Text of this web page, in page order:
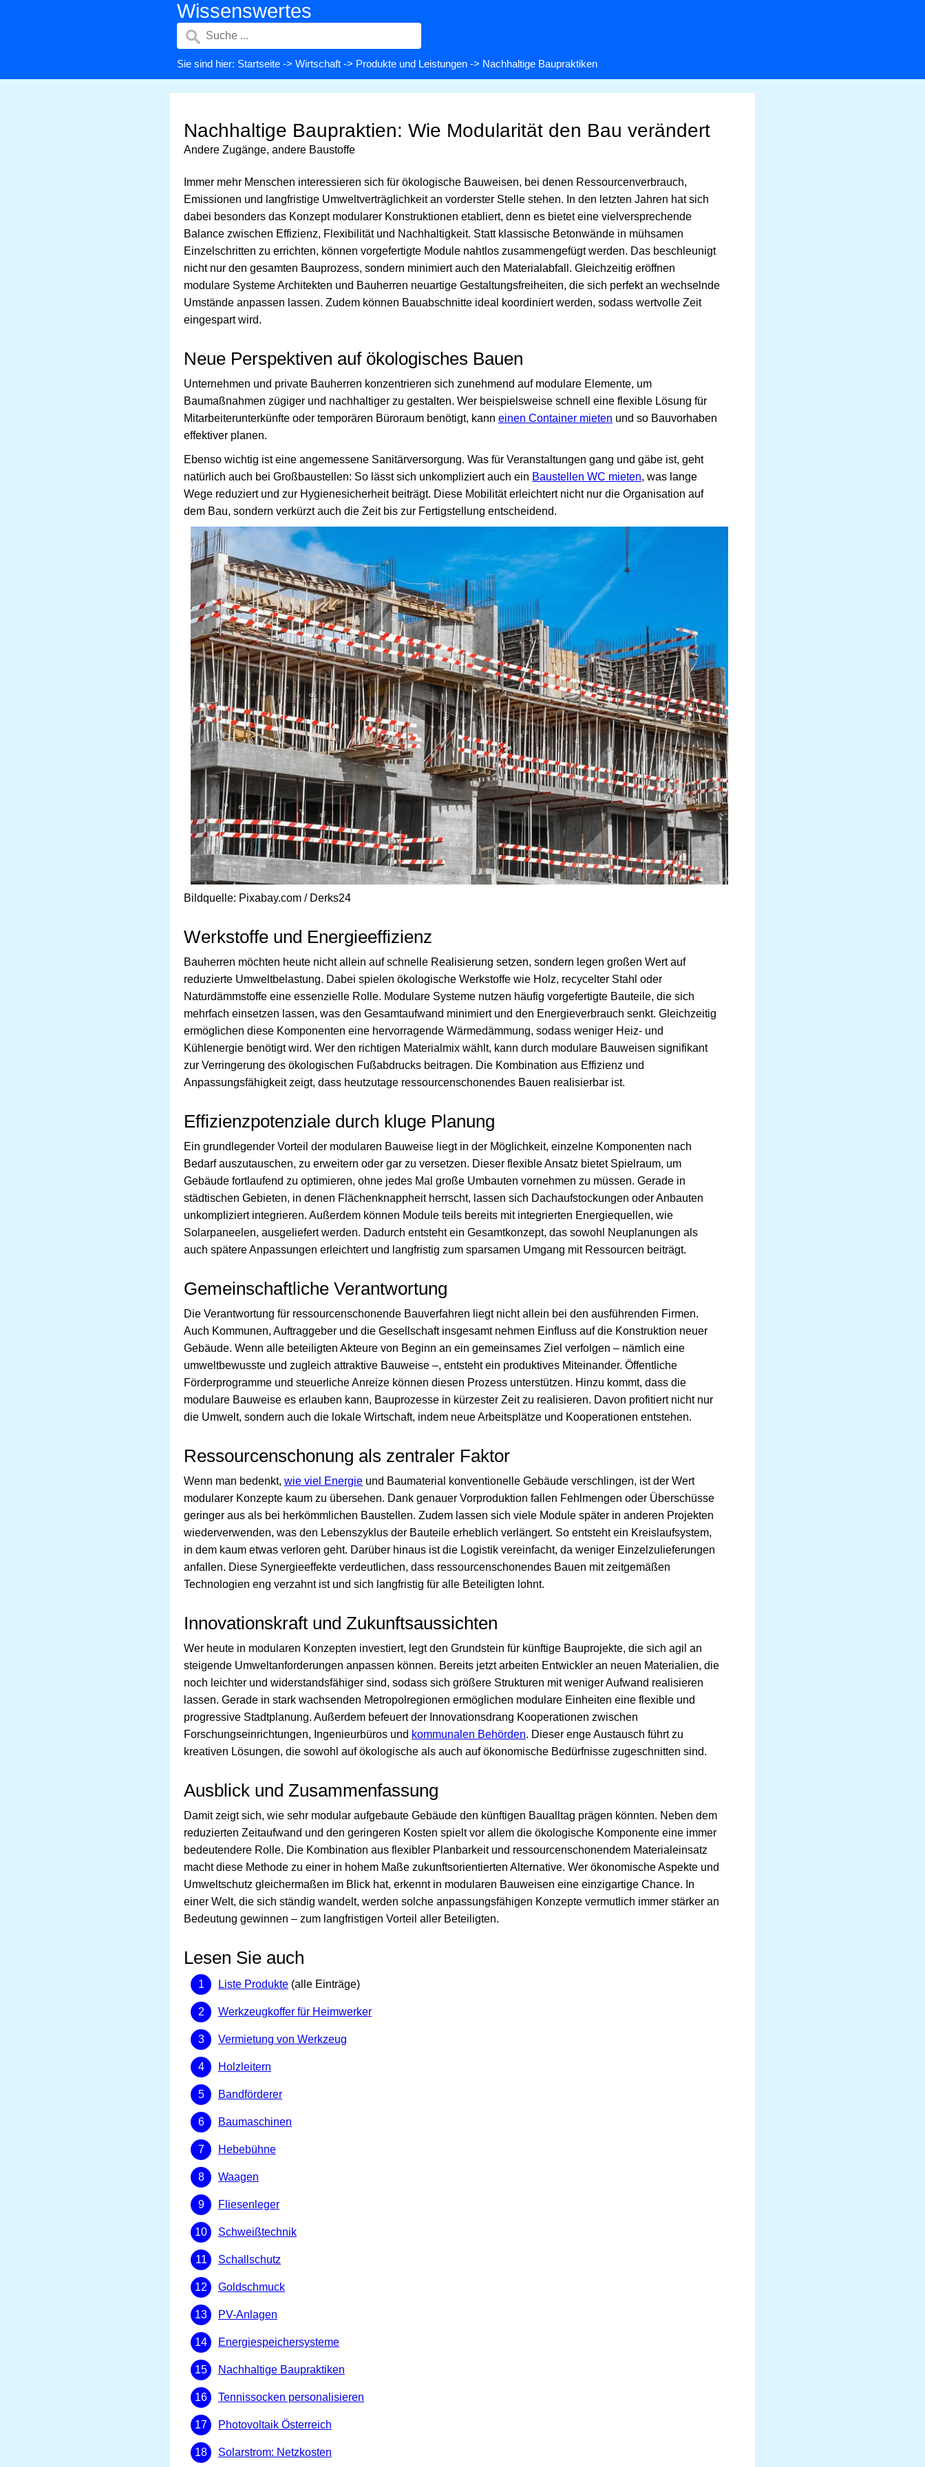
Wissenswertes
Sie sind hier: Startseite -> Wirtschaft -> Produkte und Leistungen -> Nachhaltige Baupraktiken
Nachhaltige Baupraktien: Wie Modularität den Bau verändert
Andere Zugänge, andere Baustoffe
Immer mehr Menschen interessieren sich für ökologische Bauweisen, bei denen Ressourcenverbrauch,
Emissionen und langfristige Umweltverträglichkeit an vorderster Stelle stehen. In den letzten Jahren hat sich
dabei besonders das Konzept modularer Konstruktionen etabliert, denn es bietet eine vielversprechende
Balance zwischen Effizienz, Flexibilität und Nachhaltigkeit. Statt klassische Betonwände in mühsamen
Einzelschritten zu errichten, können vorgefertigte Module nahtlos zusammengefügt werden. Das beschleunigt
nicht nur den gesamten Bauprozess, sondern minimiert auch den Materialabfall. Gleichzeitig eröffnen
modulare Systeme Architekten und Bauherren neuartige Gestaltungsfreiheiten, die sich perfekt an wechselnde
Umstände anpassen lassen. Zudem können Bauabschnitte ideal koordiniert werden, sodass wertvolle Zeit
eingespart wird.
Neue Perspektiven auf ökologisches Bauen
Unternehmen und private Bauherren konzentrieren sich zunehmend auf modulare Elemente, um
Baumaßnahmen zügiger und nachhaltiger zu gestalten. Wer beispielsweise schnell eine flexible Lösung für
Mitarbeiterunterkünfte oder temporären Büroraum benötigt, kann einen Container mieten und so Bauvorhaben
effektiver planen.
Ebenso wichtig ist eine angemessene Sanitärversorgung. Was für Veranstaltungen gang und gäbe ist, geht
natürlich auch bei Großbaustellen: So lässt sich unkompliziert auch ein Baustellen WC mieten, was lange
Wege reduziert und zur Hygienesicherheit beiträgt. Diese Mobilität erleichtert nicht nur die Organisation auf
dem Bau, sondern verkürzt auch die Zeit bis zur Fertigstellung entscheidend.
Bildquelle: Pixabay.com / Derks24
Werkstoffe und Energieeffizienz
Bauherren möchten heute nicht allein auf schnelle Realisierung setzen, sondern legen großen Wert auf
reduzierte Umweltbelastung. Dabei spielen ökologische Werkstoffe wie Holz, recycelter Stahl oder
Naturdämmstoffe eine essenzielle Rolle. Modulare Systeme nutzen häufig vorgefertigte Bauteile, die sich
mehrfach einsetzen lassen, was den Gesamtaufwand minimiert und den Energieverbrauch senkt. Gleichzeitig
ermöglichen diese Komponenten eine hervorragende Wärmedämmung, sodass weniger Heiz- und
Kühlenergie benötigt wird. Wer den richtigen Materialmix wählt, kann durch modulare Bauweisen signifikant
zur Verringerung des ökologischen Fußabdrucks beitragen. Die Kombination aus Effizienz und
Anpassungsfähigkeit zeigt, dass heutzutage ressourcenschonendes Bauen realisierbar ist.
Effizienzpotenziale durch kluge Planung
Ein grundlegender Vorteil der modularen Bauweise liegt in der Möglichkeit, einzelne Komponenten nach
Bedarf auszutauschen, zu erweitern oder gar zu versetzen. Dieser flexible Ansatz bietet Spielraum, um
Gebäude fortlaufend zu optimieren, ohne jedes Mal große Umbauten vornehmen zu müssen. Gerade in
städtischen Gebieten, in denen Flächenknappheit herrscht, lassen sich Dachaufstockungen oder Anbauten
unkompliziert integrieren. Außerdem können Module teils bereits mit integrierten Energiequellen, wie
Solarpaneelen, ausgeliefert werden. Dadurch entsteht ein Gesamtkonzept, das sowohl Neuplanungen als
auch spätere Anpassungen erleichtert und langfristig zum sparsamen Umgang mit Ressourcen beiträgt.
Gemeinschaftliche Verantwortung
Die Verantwortung für ressourcenschonende Bauverfahren liegt nicht allein bei den ausführenden Firmen.
Auch Kommunen, Auftraggeber und die Gesellschaft insgesamt nehmen Einfluss auf die Konstruktion neuer
Gebäude. Wenn alle beteiligten Akteure von Beginn an ein gemeinsames Ziel verfolgen – nämlich eine
umweltbewusste und zugleich attraktive Bauweise –, entsteht ein produktives Miteinander. Öffentliche
Förderprogramme und steuerliche Anreize können diesen Prozess unterstützen. Hinzu kommt, dass die
modulare Bauweise es erlauben kann, Bauprozesse in kürzester Zeit zu realisieren. Davon profitiert nicht nur
die Umwelt, sondern auch die lokale Wirtschaft, indem neue Arbeitsplätze und Kooperationen entstehen.
Ressourcenschonung als zentraler Faktor
Wenn man bedenkt, wie viel Energie und Baumaterial konventionelle Gebäude verschlingen, ist der Wert
modularer Konzepte kaum zu übersehen. Dank genauer Vorproduktion fallen Fehlmengen oder Überschüsse
geringer aus als bei herkömmlichen Baustellen. Zudem lassen sich viele Module später in anderen Projekten
wiederverwenden, was den Lebenszyklus der Bauteile erheblich verlängert. So entsteht ein Kreislaufsystem,
in dem kaum etwas verloren geht. Darüber hinaus ist die Logistik vereinfacht, da weniger Einzelzulieferungen
anfallen. Diese Synergieeffekte verdeutlichen, dass ressourcenschonendes Bauen mit zeitgemäßen
Technologien eng verzahnt ist und sich langfristig für alle Beteiligten lohnt.
Innovationskraft und Zukunftsaussichten
Wer heute in modularen Konzepten investiert, legt den Grundstein für künftige Bauprojekte, die sich agil an
steigende Umweltanforderungen anpassen können. Bereits jetzt arbeiten Entwickler an neuen Materialien, die
noch leichter und widerstandsfähiger sind, sodass sich größere Strukturen mit weniger Aufwand realisieren
lassen. Gerade in stark wachsenden Metropolregionen ermöglichen modulare Einheiten eine flexible und
progressive Stadtplanung. Außerdem befeuert der Innovationsdrang Kooperationen zwischen
Forschungseinrichtungen, Ingenieurbüros und kommunalen Behörden. Dieser enge Austausch führt zu
kreativen Lösungen, die sowohl auf ökologische als auch auf ökonomische Bedürfnisse zugeschnitten sind.
Ausblick und Zusammenfassung
Damit zeigt sich, wie sehr modular aufgebaute Gebäude den künftigen Baualltag prägen könnten. Neben dem
reduzierten Zeitaufwand und den geringeren Kosten spielt vor allem die ökologische Komponente eine immer
bedeutendere Rolle. Die Kombination aus flexibler Planbarkeit und ressourcenschonendem Materialeinsatz
macht diese Methode zu einer in hohem Maße zukunftsorientierten Alternative. Wer ökonomische Aspekte und
Umweltschutz gleichermaßen im Blick hat, erkennt in modularen Bauweisen eine einzigartige Chance. In
einer Welt, die sich ständig wandelt, werden solche anpassungsfähigen Konzepte vermutlich immer stärker an
Bedeutung gewinnen – zum langfristigen Vorteil aller Beteiligten.
Lesen Sie auch
Liste Produkte (alle Einträge)
Werkzeugkoffer für Heimwerker
Vermietung von Werkzeug
Holzleitern
Bandförderer
Baumaschinen
Hebebühne
Waagen
Fliesenleger
Schweißtechnik
Schallschutz
Goldschmuck
PV-Anlagen
Energiespeichersysteme
Nachhaltige Baupraktiken
Tennissocken personalisieren
Photovoltaik Österreich
Solarstrom: Netzkosten